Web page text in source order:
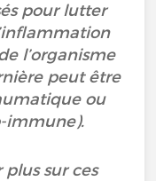
pour lutter
l’organisme
peut être
ou
immune).
plus sur ces